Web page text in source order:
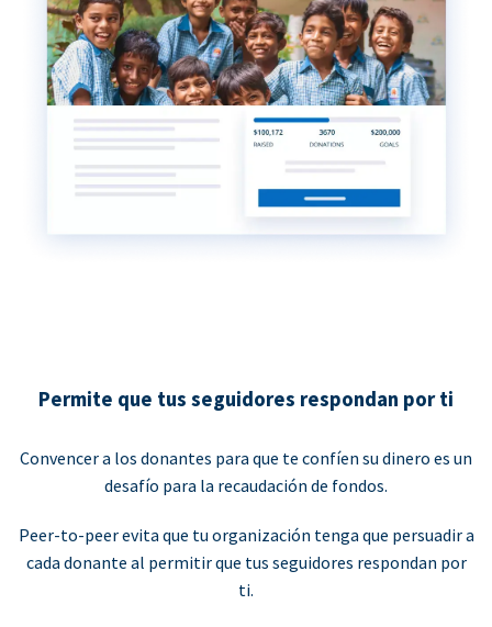
Permite que tus seguidores respondan por ti
Convencer a los donantes para que te confíen su dinero es un
desafío para la recaudación de fondos.
Peer-to-peer evita que tu organización tenga que persuadir a
cada donante al permitir que tus seguidores respondan por
ti.